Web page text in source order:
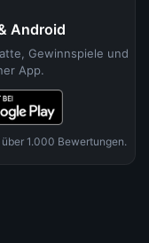
Android
Gewinnspiele und
App.
1.000 Bewertungen.